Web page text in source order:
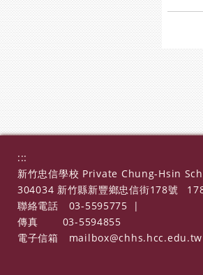
:::
新竹忠信學校 Private Chung-Hsin
304034 新竹縣新豐鄉忠信街178號
聯絡電話
03-5595775
|
傳真
03-5594855
電子信箱
mailbox@chhs.hcc.edu.tw